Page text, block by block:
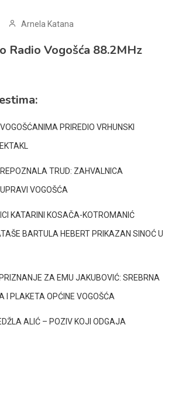
Arnela Katana
Radio Vogošća 88.2MHz
PRIREDIO VRHUNSKI
TRUD: ZAHVALNICA
VOGOŠĆA
KATARINI KOSAČA-KOTROMANIĆ
BARTULA HEBERT PRIKAZAN SINOĆ U
ZA EMU JAKUBOVIĆ: SREBRNA
I PLAKETA OPĆINE VOGOŠĆA
ALIĆ – POZIV KOJI ODGAJA